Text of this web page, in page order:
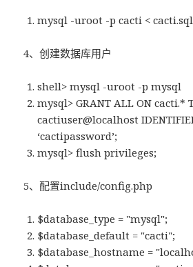
mysql -uroot -p cacti < cacti.sql
4、创建数据库用户
shell> mysql -uroot -p mysql
mysql> GRANT ALL ON cacti.*
cactiuser@localhost
‘cactipassword’;
mysql> flush privileges;
5、配置include/config.php
$database_type = "mysql";
$database_default = "cacti";
$database_hostname =